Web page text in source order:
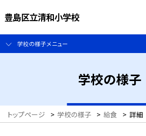
豊島区立清和小学校
学校の様子メニュー
学校の様子
トップページ > 学校の様子 > 給食 > 詳細